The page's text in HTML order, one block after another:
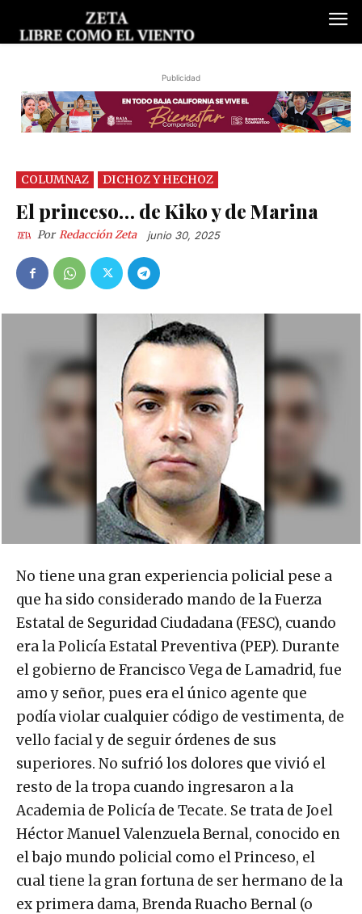
Publicidad
COLUMNAZ DICHOZ Y HECHOZ
El princeso… de Kiko y de Marina
Por Redacción Zeta junio 30, 2025
No tiene una gran experiencia policial pese a
que ha sido considerado mando de la Fuerza
Estatal de Seguridad Ciudadana (FESC), cuando
era la Policía Estatal Preventiva (PEP). Durante
el gobierno de Francisco Vega de Lamadrid, fue
amo y señor, pues era el único agente que
podía violar cualquier código de vestimenta, de
vello facial y de seguir órdenes de sus
superiores. No sufrió los dolores que vivió el
resto de la tropa cuando ingresaron a la
Academia de Policía de Tecate. Se trata de Joel
Héctor Manuel Valenzuela Bernal, conocido en
el bajo mundo policial como el Princeso, el
cual tiene la gran fortuna de ser hermano de la
ex primera dama, Brenda Ruacho Bernal (o